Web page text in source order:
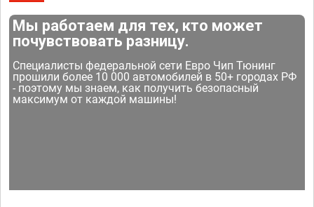
Мы работаем для тех, кто может
почувствовать разницу.
Специалисты федеральной сети Евро Чип Тюнинг
прошили более 10 000 автомобилей в 50+ городах РФ
- поэтому мы знаем, как получить безопасный
максимум от каждой машины!